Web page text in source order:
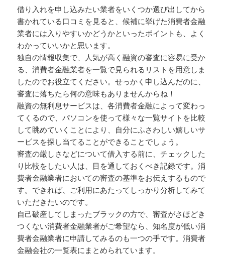
借り入れを申し込みたい業者をいくつか選び出してから
書かれている口コミを見ると、候補に挙げた消費者金融
業者には入りやすいかどうかといったポイントも、よく
わかっていいかと思います。
独自の情報収集で、人気が高く融資の審査に容易に受か
る、消費者金融業者を一覧で見られるリストを用意しま
したのでお役立てください。せっかく申し込んだのに、
審査に落ちたら何の意味もありませんからね！
融資の無利息サービスは、各消費者金融によって変わっ
てくるので、パソコンを使って様々な一覧サイトを比較
して眺めていくことにより、自分にふさわしい嬉しいサ
ービスを探し当てることができることでしょう。
審査の厳しさなどについて借入する前に、チェックした
り比較をしたい人は、目を通しておくべき記録です。消
費者金融業者においての審査の基準をお伝えするもので
す。できれば、ご利用にあたってしっかり分析してみて
いただきたいのです。
自己破産してしまったブラックの方で、審査がさほどき
つくない消費者金融業者がご希望なら、知名度が低い消
費者金融業者に申請してみるのも一つの手です。消費者
金融会社の一覧表にまとめられています。